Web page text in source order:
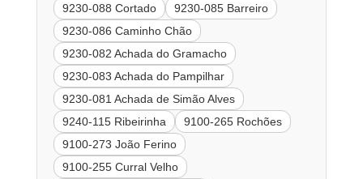
9230-088 Cortado
9230-085 Barreiro
9230-086 Caminho Chão
9230-082 Achada do Gramacho
9230-083 Achada do Pampilhar
9230-081 Achada de Simão Alves
9240-115 Ribeirinha
9100-265 Rochões
9100-273 João Ferino
9100-255 Curral Velho